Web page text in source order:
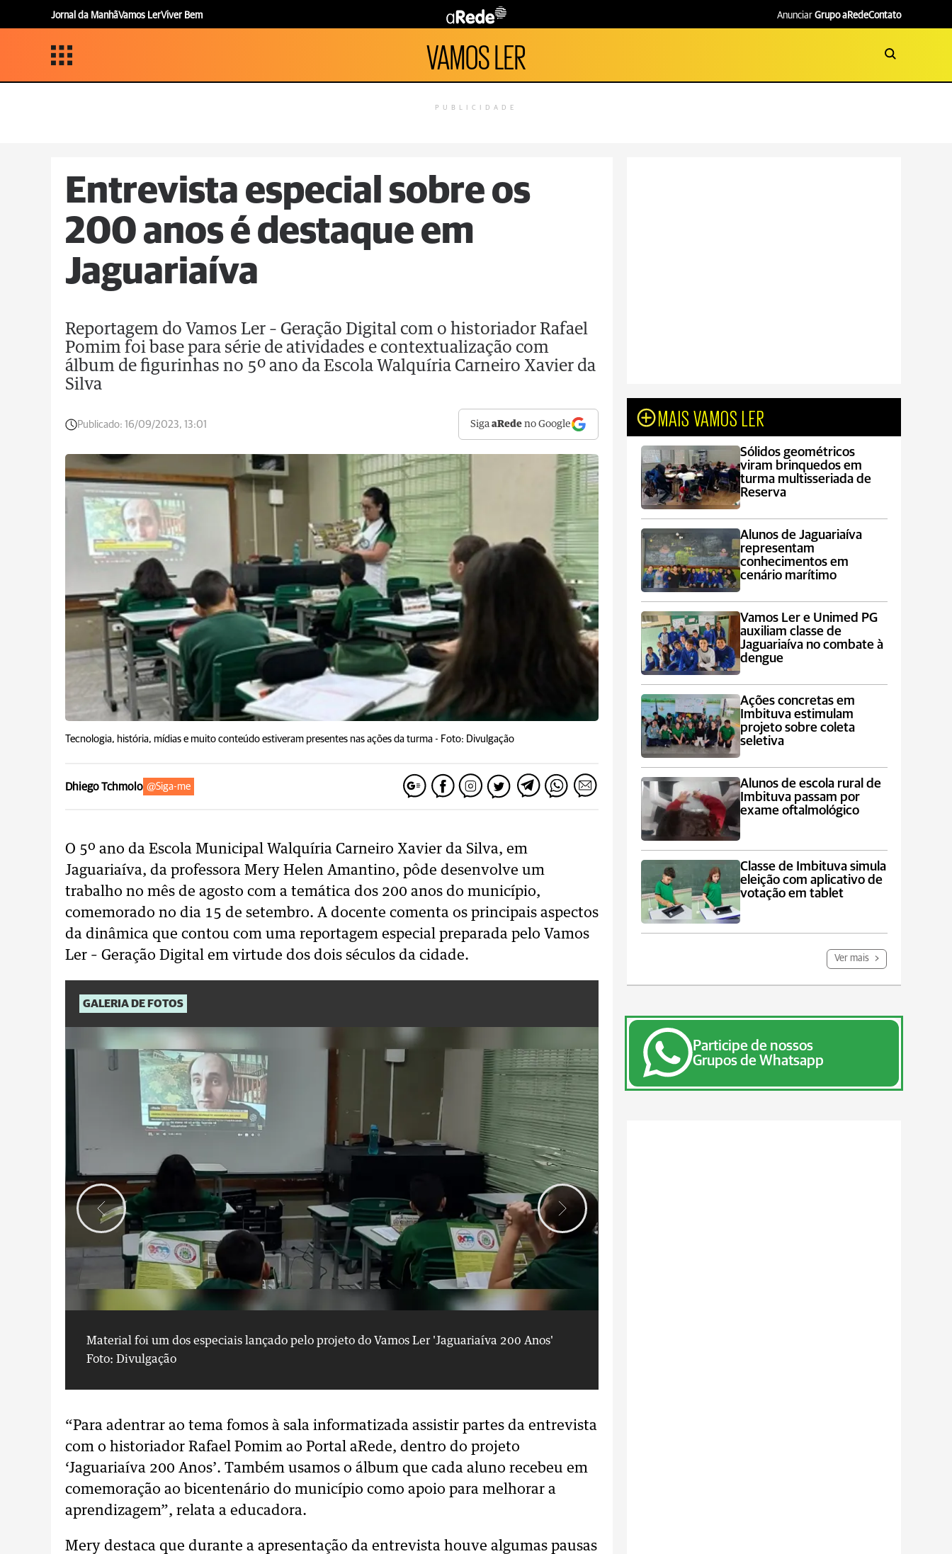
Jornal da ManhãVamos LerViver Bem Anunciar Grupo aRedeContato
VAMOS LER
PUBLICIDADE
Entrevista especial sobre os
200 anos é destaque em
Jaguariaíva
Reportagem do Vamos Ler – Geração Digital com o historiador Rafael
Pomim foi base para série de atividades e contextualização com
álbum de figurinhas no 5º ano da Escola Walquíria Carneiro Xavier da
Silva
Publicado: 16/09/2023, 13:01 SigaaRede no Google
Tecnologia, história, mídias e muito conteúdo estiveram presentes nas ações da turma - Foto: Divulgação
Dhiego Tchmolo @Siga-me
O 5º ano da Escola Municipal Walquíria Carneiro Xavier da Silva, em
Jaguariaíva, da professora Mery Helen Amantino, pôde desenvolve um
trabalho no mês de agosto com a temática dos 200 anos do município,
comemorado no dia 15 de setembro. A docente comenta os principais aspectos
da dinâmica que contou com uma reportagem especial preparada pelo Vamos
Ler – Geração Digital em virtude dos dois séculos da cidade.
GALERIA DE FOTOS
Material foi um dos especiais lançado pelo projeto do Vamos Ler 'Jaguariaíva 200 Anos'
Foto: Divulgação
“Para adentrar ao tema fomos à sala informatizada assistir partes da entrevista
com o historiador Rafael Pomim ao Portal aRede, dentro do projeto
‘Jaguariaíva 200 Anos’. Também usamos o álbum que cada aluno recebeu em
comemoração ao bicentenário do município como apoio para melhorar a
aprendizagem”, relata a educadora.
Mery destaca que durante a apresentação da entrevista houve algumas pausas
MAIS VAMOS LER
Sólidos geométricos
viram brinquedos em
turma multisseriada de
Reserva
Alunos de Jaguariaíva
representam
conhecimentos em
cenário marítimo
Vamos Ler e Unimed PG
auxiliam classe de
Jaguariaíva no combate à
dengue
Ações concretas em
Imbituva estimulam
projeto sobre coleta
seletiva
Alunos de escola rural de
Imbituva passam por
exame oftalmológico
Classe de Imbituva simula
eleição com aplicativo de
votação em tablet
Ver mais
Participe de nossos
Grupos de Whatsapp